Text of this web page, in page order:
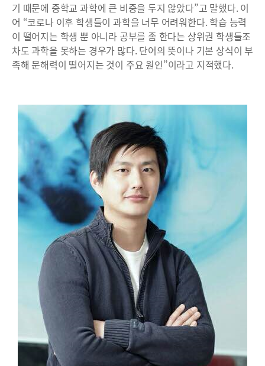
기 때문에 중학교 과학에 큰 비중을 두지 않았다”고 말했다. 이
어 “코로나 이후 학생들이 과학을 너무 어려워한다. 학습 능력
이 떨어지는 학생 뿐 아니라 공부를 좀 한다는 상위권 학생들조
차도 과학을 못하는 경우가 많다. 단어의 뜻이나 기본 상식이 부
족해 문해력이 떨어지는 것이 주요 원인”이라고 지적했다.